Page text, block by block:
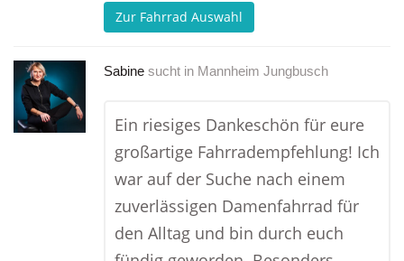
Zur Fahrrad Auswahl
Sabine sucht in Mannheim Jungbusch
Ein riesiges Dankeschön für eure
großartige Fahrradempfehlung! Ich
war auf der Suche nach einem
zuverlässigen Damenfahrrad für
den Alltag und bin durch euch